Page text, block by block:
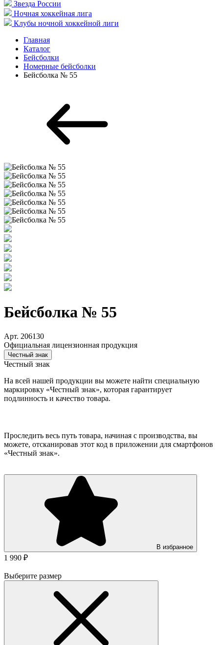
Звезда России
Ночная хоккейная лига
Клубы ночной хоккейной лиги
Главная
Каталог
Бейсболки
Номерные бейсболки
Бейсболка № 55
Бейсболка № 55
Арт. 206130
Официальная лицензионная продукция
Честный знак
Честный знак
На всей нашей продукции вы можете найти специальную
маркировку «Честный знак», которая гарантирует
подлинность и качество товара.
Проследить весь путь товара, начиная с производства, вы
можете, отсканировав этот код в приложении для смартфонов
«Честный знак».
В избранное
1 990 ₽
Выберите размер